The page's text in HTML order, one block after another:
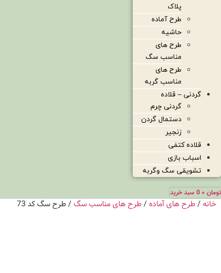
پلاک
طرح آماده
حاشیه
طرح های
مناسب سگ
طرح های
مناسب گربه
گردنی – قلاده
گردنی چرم
دستمال گردن
زنجیر
قلاده کتفی
اسباب بازی
تشویقی سگ وگربه
تومان 0 سبد خرید
خانه /طرح های آماده /طرح های مناسب سگ / طرح سگ کد 73